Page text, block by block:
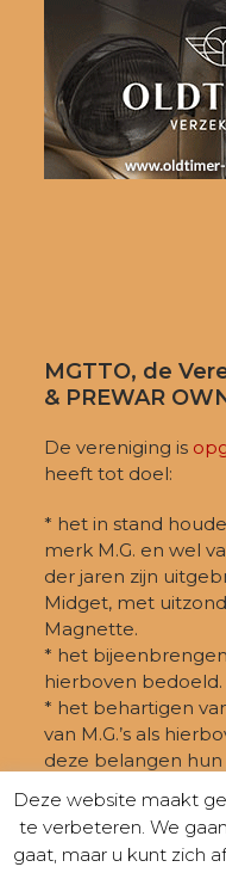
MGTTO, de
& PREWAR
De vereniging is
heeft tot doel:
* het in stand
merk M.G. en wel
der jaren zijn
Midget, met
Magnette.
* het bijeenbrengen
hierboven bedoeld.
* het behartigen
van M.G.’s als
deze belangen
Deze website maakt
te verbeteren. We
gaat, maar u kunt zich